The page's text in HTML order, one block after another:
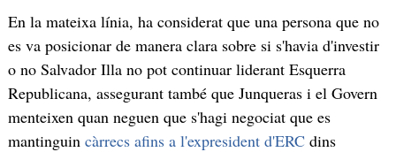
En la mateixa línia, ha considerat que una persona que no
es va posicionar de manera clara sobre si s'havia d'investir
o no Salvador Illa no pot continuar liderant Esquerra
Republicana, assegurant també que Junqueras i el Govern
menteixen quan neguen que s'hagi negociat que es
mantinguin càrrecs afins a l'expresident d'ERC dins